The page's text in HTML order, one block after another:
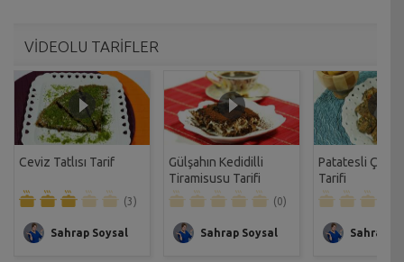
VİDEOLU TARİFLER
Ceviz Tatlısı Tarif
(3)
Sahrap Soysal
Gülşahın Kedidilli
Tiramisusu Tarifi
(0)
Sahrap Soysal
Patatesli Çıtır
Tarifi
Sahrap